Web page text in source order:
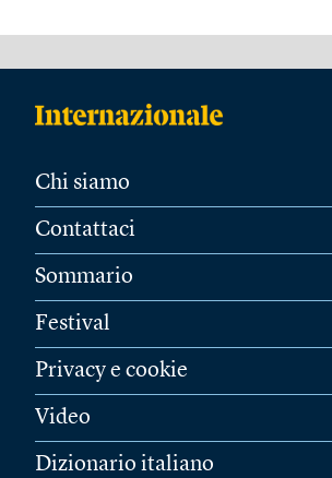
Chi siamo
Contattaci
Sommario
Festival
Privacy e cookie
Video
Dizionario italiano